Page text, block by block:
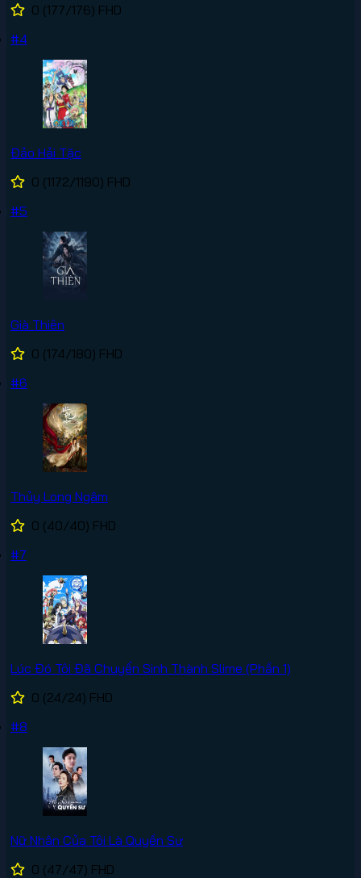
0 (177/176) FHD
#4
Đảo Hải Tặc
0 (1172/1190) FHD
#5
Già Thiên
0 (174/180) FHD
#6
Thủy Long Ngâm
0 (40/40) FHD
#7
Lúc Đó Tôi Đã Chuyển Sinh Thành Slime (Phần 1)
0 (24/24) FHD
#8
Nữ Nhân Của Tôi Là Quyền Sư
0 (47/47) FHD